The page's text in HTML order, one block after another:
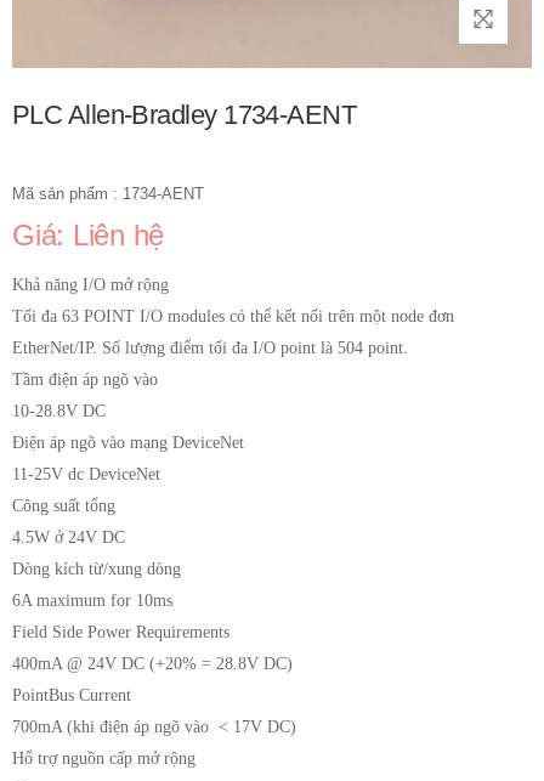
PLC Allen-Bradley 1734-AENT
Mã sản phẩm : 1734-AENT
Giá: Liên hệ
Khả năng I/O mở rộng
Tối đa 63 POINT I/O modules có thể kết nối trên một node đơn
EtherNet/IP. Số lượng điểm tối đa I/O point là 504 point.
Tầm điện áp ngõ vào
10-28.8V DC
Điện áp ngõ vào mạng DeviceNet
11-25V dc DeviceNet
Công suất tổng
4.5W ở 24V DC
Dòng kích từ/xung dòng
6A maximum for 10ms
Field Side Power Requirements
400mA @ 24V DC (+20% = 28.8V DC)
PointBus Current
700mA (khi điện áp ngõ vào < 17V DC)
Hổ trợ nguồn cấp mở rộng